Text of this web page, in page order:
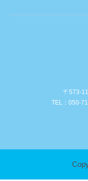
〒573-
TEL：050-